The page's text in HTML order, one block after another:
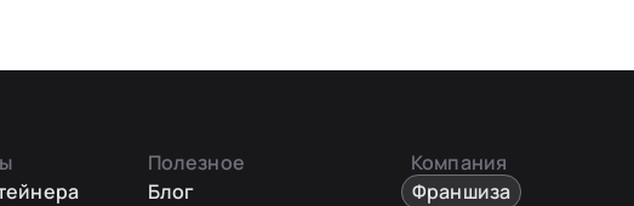
Полезное
Блог
Компания
Франшиза